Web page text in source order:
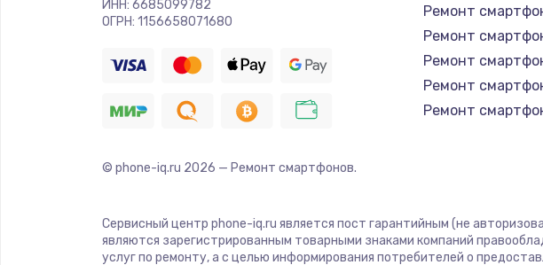
ИНН: 6685099782
ОГРН: 1156658071680
Ремонт
Ремонт
Ремонт
Ремонт
Ремонт
Ремонт
Ремонт
© phone-iq.ru 2026 — Ремонт смартфонов.
Сервисный центр phone-iq.ru является пост гарантийным (не
являются зарегистрированным товарными знаками компаний
услуг по ремонту, а с целью информирования потребителей о